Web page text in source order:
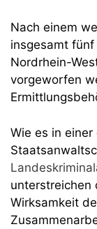
Nach einem
insgesamt
Nordrhein-
vorgeworfen
Wie es in
unterstreichen
Wirksamkeit